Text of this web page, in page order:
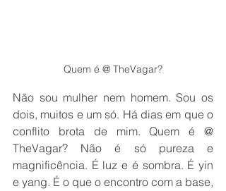
Quem é @ TheVagar?
Não sou mulher nem homem. Sou os
dois, muitos e um só. Há dias em que o
conflito brota de mim. Quem é @
TheVagar? Não é só pureza e
magnificência. É luz e é sombra. É yin
e yang. É o que o encontro com a base,